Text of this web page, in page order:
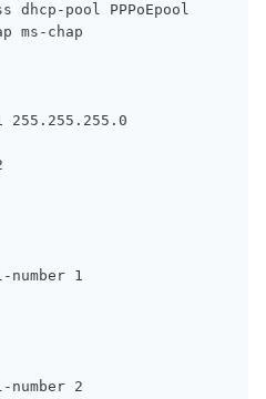
pool PPPoEpool
ms-chap
255.255.255.0
1
2